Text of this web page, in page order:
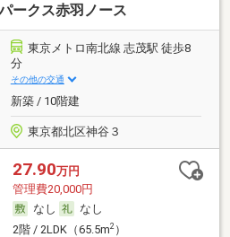
ークス赤羽ノース
東京メトロ南北線 志茂駅 徒歩8
分
その他の交通
新築 / 10階建
東京都北区神谷３
27.90万円
管理費20,000円
なし
なし
2階 / 2LDK（65.5m2）